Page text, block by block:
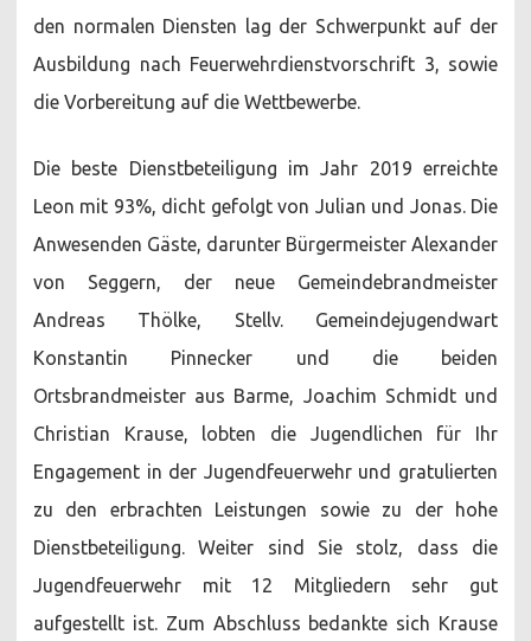
den normalen Diensten lag der Schwerpunkt auf der
Ausbildung nach Feuerwehrdienstvorschrift 3, sowie
die Vorbereitung auf die Wettbewerbe.
Die beste Dienstbeteiligung im Jahr 2019 erreichte
Leon mit 93%, dicht gefolgt von Julian und Jonas. Die
Anwesenden Gäste, darunter Bürgermeister Alexander
von Seggern, der neue Gemeindebrandmeister
Andreas Thölke, Stellv. Gemeindejugendwart
Konstantin Pinnecker und die beiden
Ortsbrandmeister aus Barme, Joachim Schmidt und
Christian Krause, lobten die Jugendlichen für Ihr
Engagement in der Jugendfeuerwehr und gratulierten
zu den erbrachten Leistungen sowie zu der hohe
Dienstbeteiligung. Weiter sind Sie stolz, dass die
Jugendfeuerwehr mit 12 Mitgliedern sehr gut
aufgestellt ist. Zum Abschluss bedankte sich Krause